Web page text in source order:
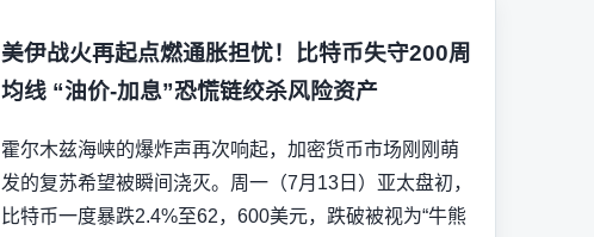
美伊战火再起点燃通胀担忧！比特币失守200周
均线 “油价-加息”恐慌链绞杀风险资产
霍尔木兹海峡的爆炸声再次响起，加密货币市场刚刚萌
发的复苏希望被瞬间浇灭。周一（7月13日）亚太盘初，
比特币一度暴跌2.4%至62，600美元，跌破被视为“牛熊